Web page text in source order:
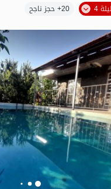
20+ حجز ناجح